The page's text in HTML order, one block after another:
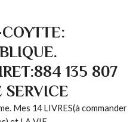
135 807
SERVICE
Mes 14 LIVRES(à commander